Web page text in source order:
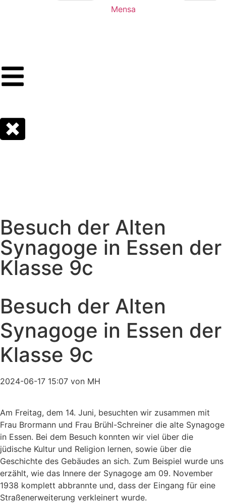
Mensa
Besuch der Alten
Synagoge in Essen der
Klasse 9c
Besuch der Alten
Synagoge in Essen der
Klasse 9c
2024-06-17 15:07 von MH
Am Freitag, dem 14. Juni, besuchten wir zusammen mit
Frau Brormann und Frau Brühl-Schreiner die alte Synagoge
in Essen. Bei dem Besuch konnten wir viel über die
jüdische Kultur und Religion lernen, sowie über die
Geschichte des Gebäudes an sich. Zum Beispiel wurde uns
erzählt, wie das Innere der Synagoge am 09. November
1938 komplett abbrannte und, dass der Eingang für eine
Straßenerweiterung verkleinert wurde.